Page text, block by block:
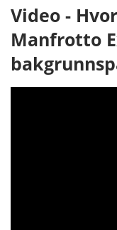
Video -
Manfrotto